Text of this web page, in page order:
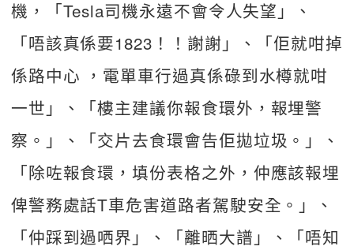
機，「Tesla司機永遠不會令人失望」、
「唔該真係要1823！！謝謝」、「佢就咁掉
係路中心 ，電單車行過真係碌到水樽就咁
一世」、「樓主建議你報食環外，報埋警
察。」、「交片去食環會告佢拋垃圾。」、
「除咗報食環，填份表格之外，仲應該報埋
俾警務處話T車危害道路者駕駛安全。」、
「仲踩到過哂界」、「離晒大譜」、「唔知